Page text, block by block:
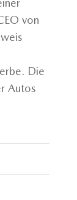
von
Die
Autos